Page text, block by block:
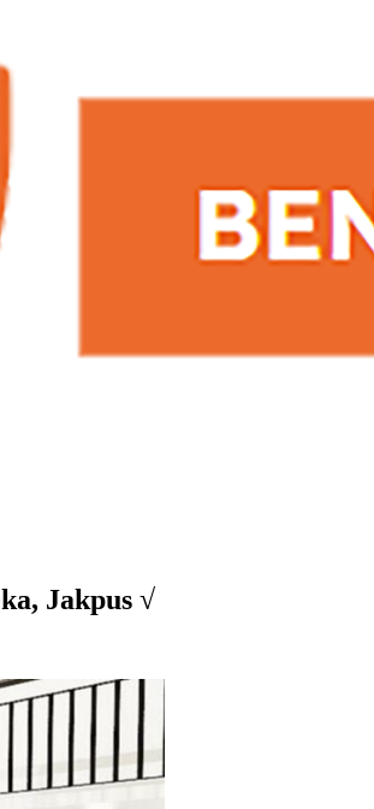
Jakpus √